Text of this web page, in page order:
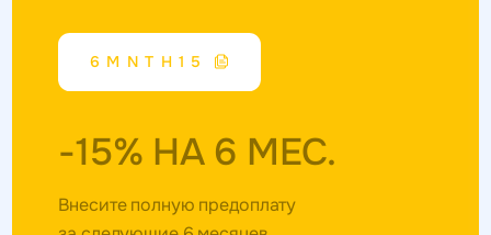
6MNTH15
-15% НА 6 МЕС.
Внесите полную предоплату